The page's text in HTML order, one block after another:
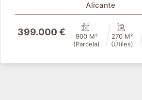
Alicante
399.000 €
900 M²
(parcela)
270 M²
(útiles)